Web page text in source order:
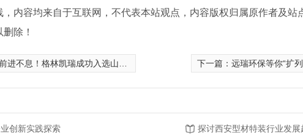
内容均来自于互联网，不代表本站观点，内容版权归属原作者及站
除！
！格林凯瑞成功入选山东省“专精特新”中小企业 下一篇： 远瑞环保等你“扩
创新实践探索
探讨西安型材特装行业发展